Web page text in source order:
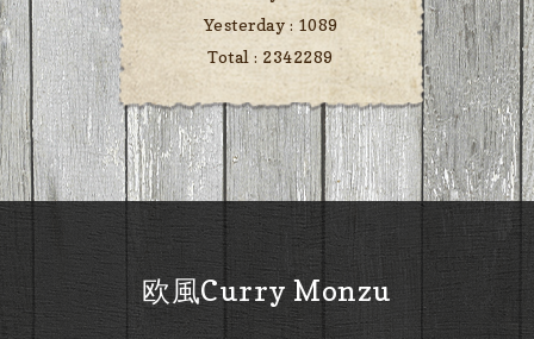
Yesterday : 1089
Total : 2342289
欧風Curry Monzu